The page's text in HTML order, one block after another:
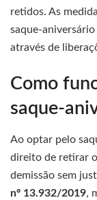
retidos. As
saque-
através de
Como
saque-
Ao optar pelo
direito de retirar
demissão sem
nº 13.932/2019,